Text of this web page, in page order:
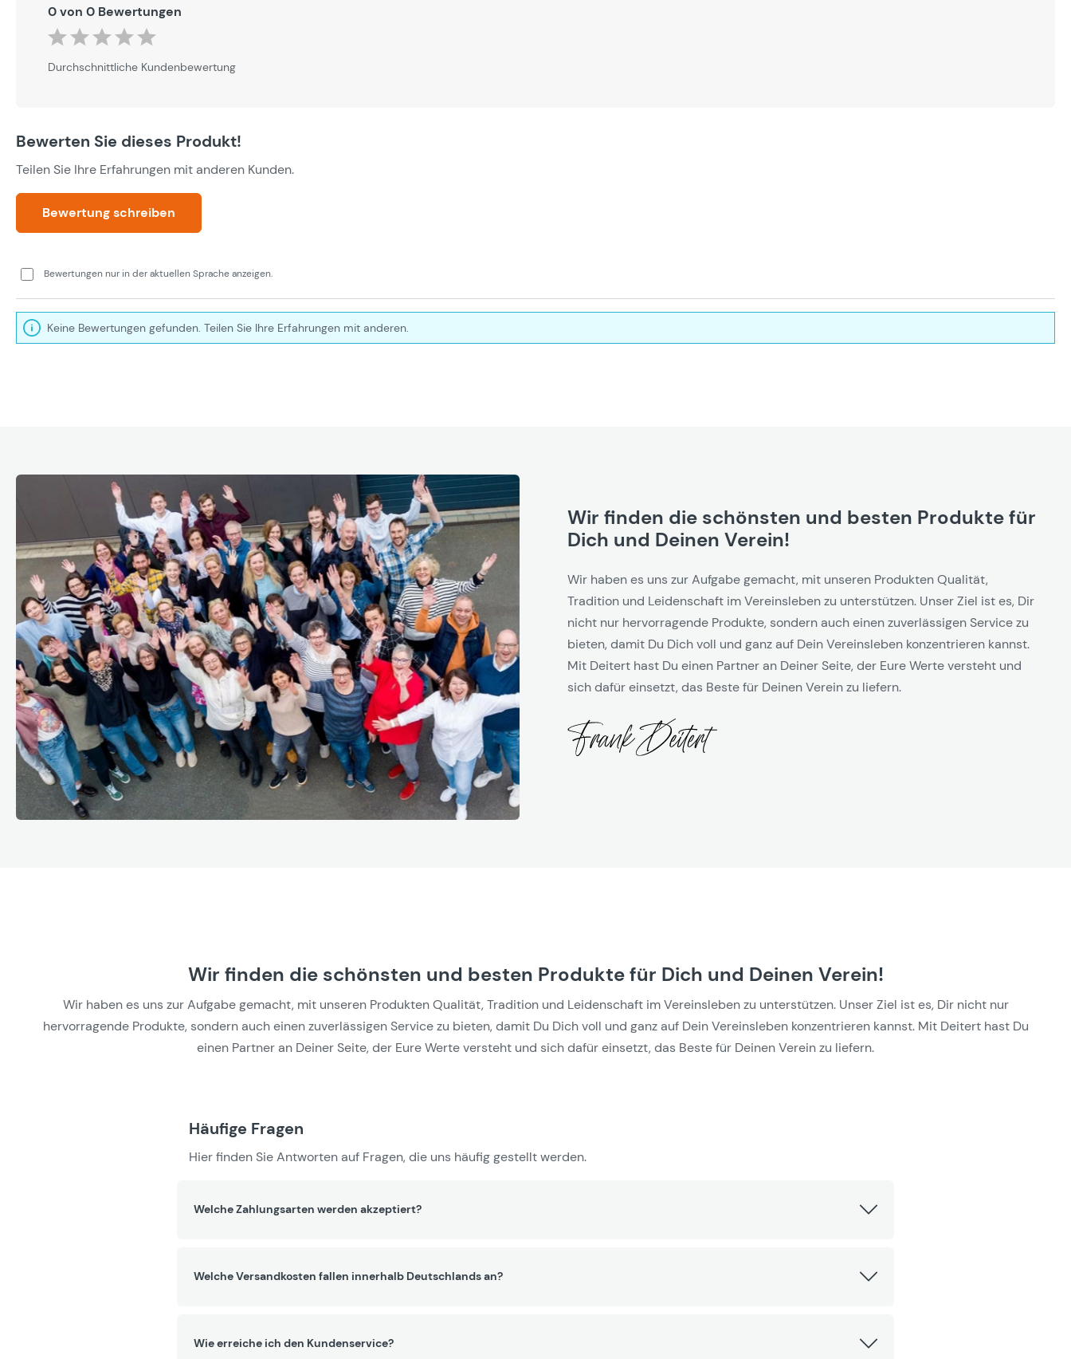
0 von 0 Bewertungen
Durchschnittliche Bewertung von 0 von 5 Sternen
Durchschnittliche Kundenbewertung
Bewerten Sie dieses Produkt!
Teilen Sie Ihre Erfahrungen mit anderen Kunden.
Bewertung schreiben
Bewertungen nur in der aktuellen Sprache anzeigen.
Keine Bewertungen gefunden. Teilen Sie Ihre Erfahrungen mit anderen.
Wir finden die schönsten und besten Produkte für
Dich und Deinen Verein!
Wir haben es uns zur Aufgabe gemacht, mit unseren Produkten Qualität,
Tradition und Leidenschaft im Vereinsleben zu unterstützen. Unser Ziel ist es, Dir
nicht nur hervorragende Produkte, sondern auch einen zuverlässigen Service zu
bieten, damit Du Dich voll und ganz auf Dein Vereinsleben konzentrieren kannst.
Mit Deitert hast Du einen Partner an Deiner Seite, der Eure Werte versteht und
sich dafür einsetzt, das Beste für Deinen Verein zu liefern.
Wir finden die schönsten und besten Produkte für Dich und Deinen Verein!
Wir haben es uns zur Aufgabe gemacht, mit unseren Produkten Qualität, Tradition und Leidenschaft im Vereinsleben zu unterstützen. Unser Ziel ist es, Dir nicht nur
hervorragende Produkte, sondern auch einen zuverlässigen Service zu bieten, damit Du Dich voll und ganz auf Dein Vereinsleben konzentrieren kannst. Mit Deitert hast Du
einen Partner an Deiner Seite, der Eure Werte versteht und sich dafür einsetzt, das Beste für Deinen Verein zu liefern.
Häufige Fragen
Hier finden Sie Antworten auf Fragen, die uns häufig gestellt werden.
Welche Zahlungsarten werden akzeptiert?
Welche Versandkosten fallen innerhalb Deutschlands an?
Wie erreiche ich den Kundenservice?